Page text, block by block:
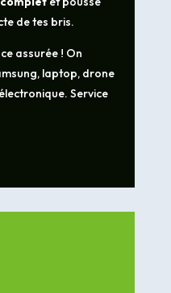
de tes bris.
assurée ! On
laptop, drone
Service